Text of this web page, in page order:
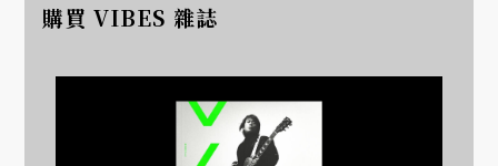
購買 VIBES 雜誌